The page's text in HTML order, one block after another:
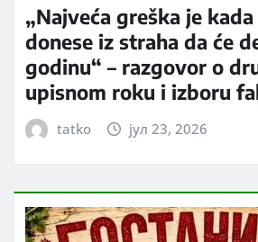
„Najveća greška je
donese iz straha da će
godinu“ – razgovor o
upisnom roku i izboru
tatko јул 23, 2026